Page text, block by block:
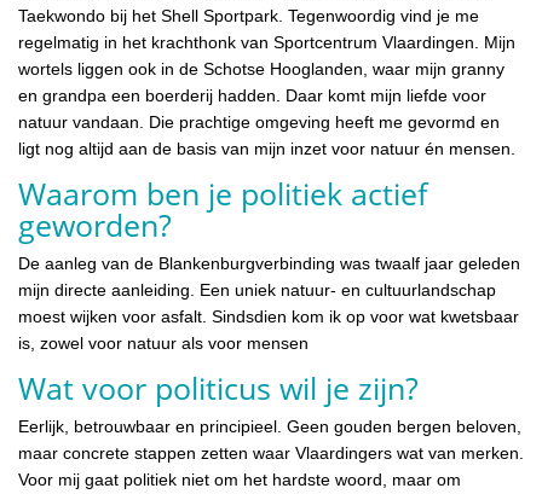
Taekwondo bij het Shell Sportpark. Tegenwoordig vind je me
regelmatig in het krachthonk van Sportcentrum Vlaardingen. Mijn
wortels liggen ook in de Schotse Hooglanden, waar mijn granny
en grandpa een boerderij hadden. Daar komt mijn liefde voor
natuur vandaan. Die prachtige omgeving heeft me gevormd en
ligt nog altijd aan de basis van mijn inzet voor natuur én mensen.
Waarom ben je politiek actief
geworden?
De aanleg van de Blankenburgverbinding was twaalf jaar geleden
mijn directe aanleiding. Een uniek natuur- en cultuurlandschap
moest wijken voor asfalt. Sindsdien kom ik op voor wat kwetsbaar
is, zowel voor natuur als voor mensen
Wat voor politicus wil je zijn?
Eerlijk, betrouwbaar en principieel. Geen gouden bergen beloven,
maar concrete stappen zetten waar Vlaardingers wat van merken.
Voor mij gaat politiek niet om het hardste woord, maar om